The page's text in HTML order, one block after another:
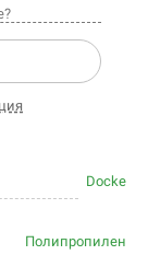
Docke
Полипропилен